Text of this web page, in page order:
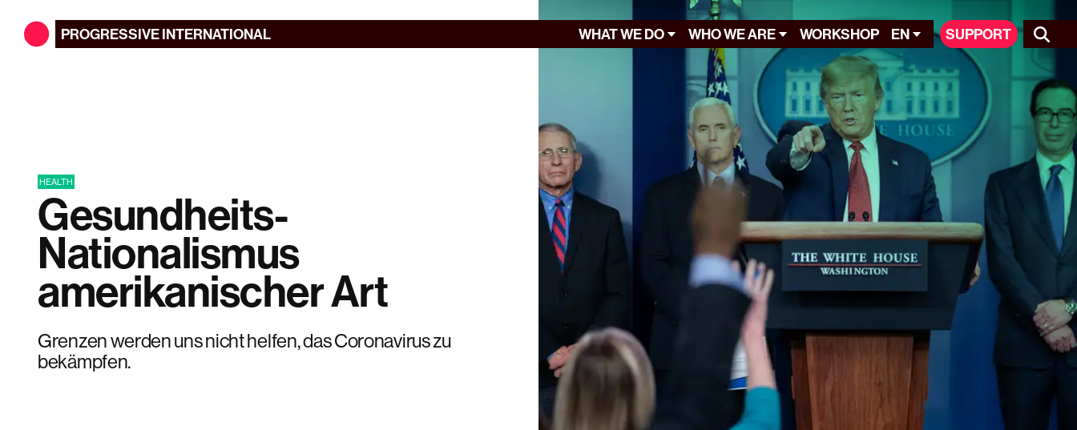
PROGRESSIVEINTERNATIONAL WHAT WE DO WHO WE ARE WORKSHOP EN SUPPORT
HEALTH
Gesundheits-
Nationalismus
amerikanischer Art
Grenzen werden uns nicht helfen, das Coronavirus zu
bekämpfen.